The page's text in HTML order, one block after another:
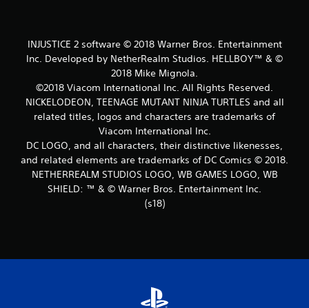
INJUSTICE 2 software © 2018 Warner Bros. Entertainment
Inc. Developed by NetherRealm Studios. HELLBOY™ & ©
2018 Mike Mignola.
©2018 Viacom International Inc. All Rights Reserved.
NICKELODEON, TEENAGE MUTANT NINJA TURTLES and all
related titles, logos and characters are trademarks of
Viacom International Inc.
DC LOGO, and all characters, their distinctive likenesses,
and related elements are trademarks of DC Comics © 2018.
NETHERREALM STUDIOS LOGO, WB GAMES LOGO, WB
SHIELD: ™ & © Warner Bros. Entertainment Inc.
(s18)